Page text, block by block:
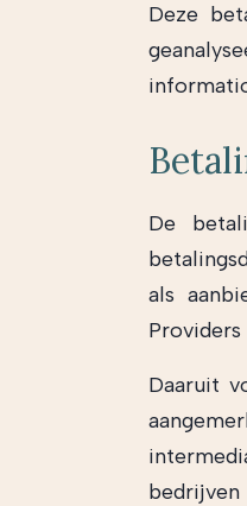
Deze
De
als
Daaruit